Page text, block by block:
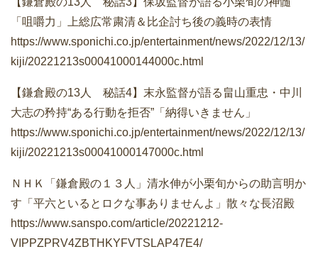
「咀嚼力」上総広常粛清＆比企討ち後の義時の表情
https://www.sponichi.co.jp/entertainment/news/2022/12/13/
kiji/20221213s00041000144000c.html
【鎌倉殿の13人 秘話4】末永監督が語る畠山重忠・中川
大志の矜持“ある行動を拒否”「納得いきません」
https://www.sponichi.co.jp/entertainment/news/2022/12/13/
kiji/20221213s00041000147000c.html
ＮＨＫ「鎌倉殿の１３人」清水伸が小栗旬からの助言明か
す「平六といるとロクな事ありませんよ」散々な長沼殿
https://www.sanspo.com/article/20221212-
VIPPZPRV4ZBTHKYFVTSLAP47E4/